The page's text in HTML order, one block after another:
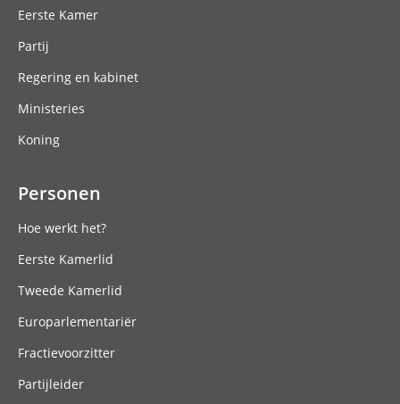
Eerste Kamer
Partij
Regering en kabinet
Ministeries
Koning
Personen
Hoe werkt het?
Eerste Kamerlid
Tweede Kamerlid
Europarlementariër
Fractievoorzitter
Partijleider